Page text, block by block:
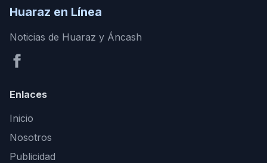
Huaraz en Línea
Noticias de Huaraz y Áncash
Enlaces
Inicio
Nosotros
Publicidad